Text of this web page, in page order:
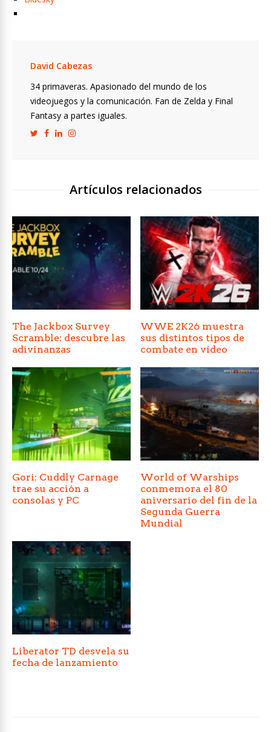
David Cabezas
34 primaveras. Apasionado del mundo de los
videojuegos y la comunicación. Fan de Zelda y Final
Fantasy a partes iguales.
Artículos relacionados
The Jackbox Survey
Scramble: descubre las
adivinanzas
WWE 2K26 muestra
sus distintos tipos de
combate en vídeo
Gori: Cuddly Carnage
trae su acción a
consolas y PC
World of Warships
conmemora el 80
aniversario del fin de la
Segunda Guerra
Mundial
Liberator TD desvela su
fecha de lanzamiento